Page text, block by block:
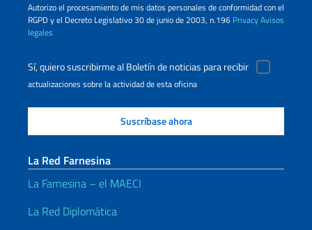
Autorizo ​​el procesamiento de mis datos personales de conformidad con el
RGPD y el Decreto Legislativo 30 de junio de 2003, n.196 PrivacyAvisos
legales
Sí, quiero suscribirme al Boletín de noticias para recibir
actualizaciones sobre la actividad de esta oficina
La Red Farnesina
La Farnesina – el MAECI
La Red Diplomática